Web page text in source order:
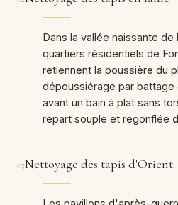
Dans la vallée naissante
quartiers résidentiels de
retiennent la poussière du
dépoussiérage par battage
avant un bain à plat sans
repart souple et regonflée
03Nettoyage des tapis d'Orient